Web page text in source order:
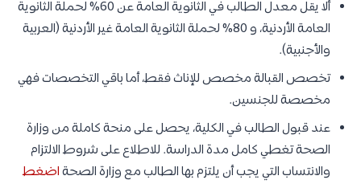
ألا يقل معدل الطالب في الثانوية العامة عن 60% لحملة الثانوية
العامة الأردنية، و 80% لحملة الثانوية العامة غير الأردنية (العربية
والأجنبية).
تخصص القبالة مخصص للإناث فقط، أما باقي التخصصات فهي
مخصصة للجنسين.
عند قبول الطالب في الكلية، يحصل على منحة كاملة من وزارة
الصحة تغطي كامل مدة الدراسة. للاطلاع على شروط الالتزام
والانتساب التي يجب أن يلتزم بها الطالب مع وزارة الصحةاضغط